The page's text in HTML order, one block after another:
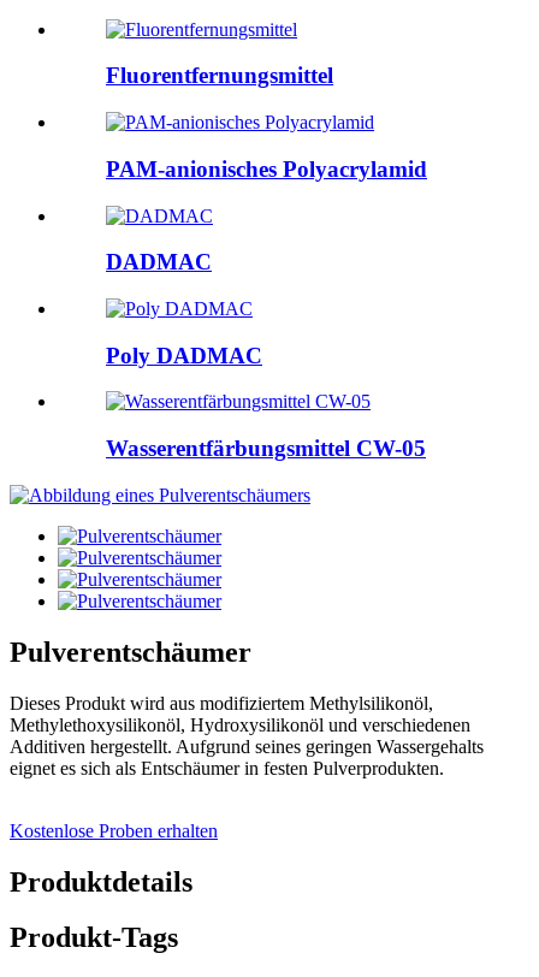
Fluorentfernungsmittel
PAM-anionisches Polyacrylamid
DADMAC
Poly DADMAC
Wasserentfärbungsmittel CW-05
Pulverentschäumer
Dieses Produkt wird aus modifiziertem Methylsilikonöl,
Methylethoxysilikonöl, Hydroxysilikonöl und verschiedenen
Additiven hergestellt. Aufgrund seines geringen Wassergehalts
eignet es sich als Entschäumer in festen Pulverprodukten.
Kostenlose Proben erhalten
Produktdetails
Produkt-Tags